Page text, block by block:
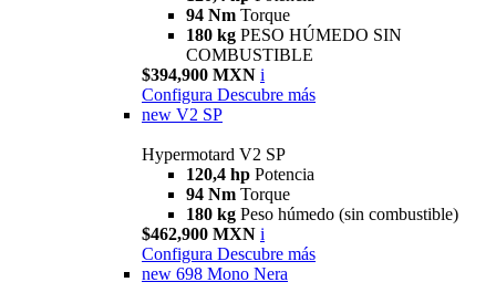
94 Nm Torque
180 kg PESO HÚMEDO SIN
COMBUSTIBLE
$394,900 MXN i
Configura Descubre más
new V2 SP
Hypermotard V2 SP
120,4 hp Potencia
94 Nm Torque
180 kg Peso húmedo (sin combustible)
$462,900 MXN i
Configura Descubre más
new 698 Mono Nera